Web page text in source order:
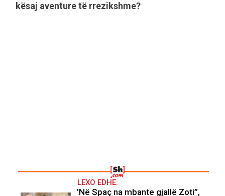
kësaj aventure të rrezikshme?
LEXO EDHE:
'Në Spaç na mbante gjallë Zoti”,